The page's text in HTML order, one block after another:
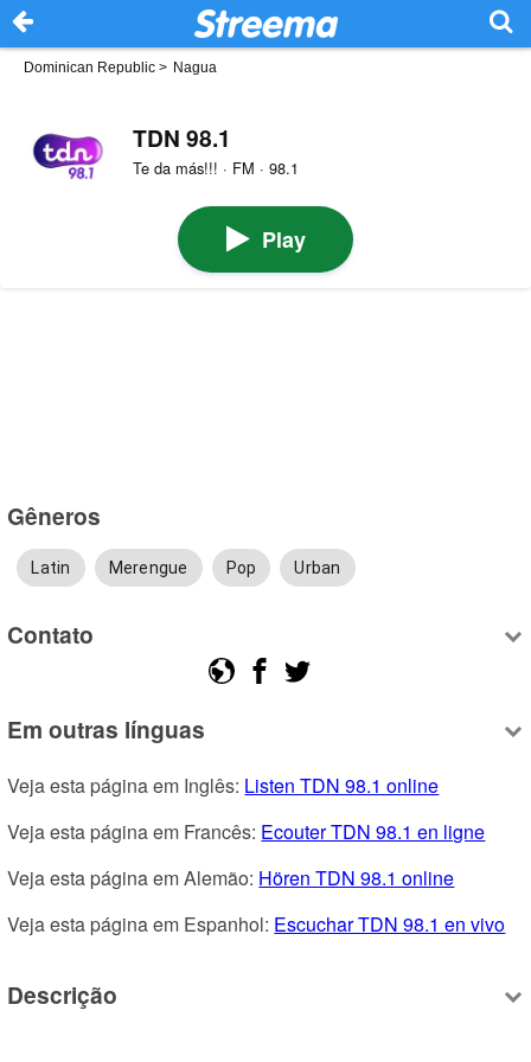
Dominican Republic > Nagua
TDN 98.1
Te da más!!! · FM · 98.1
Play
Gêneros
Latin Merengue Pop Urban
Contato
Em outras línguas
Veja esta página em Inglês: Listen TDN 98.1 online
Veja esta página em Francês: Ecouter TDN 98.1 en ligne
Veja esta página em Alemão: Hören TDN 98.1 online
Veja esta página em Espanhol: Escuchar TDN 98.1 en vivo
Descrição